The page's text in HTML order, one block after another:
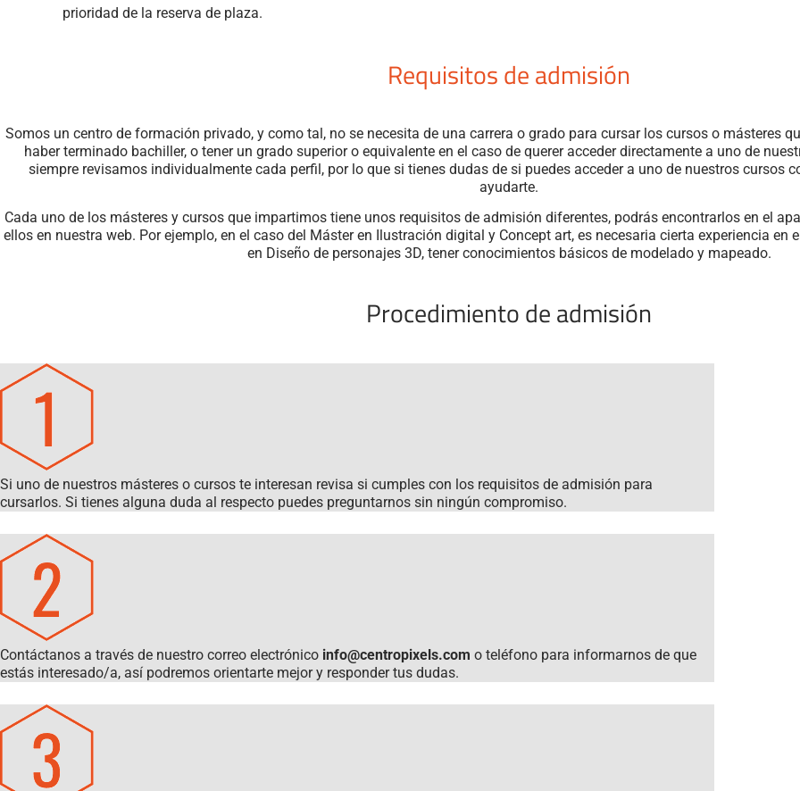
prioridad de la reserva de plaza.
Requisitos de admisión
Somos un centro de formación privado, y como tal, no se necesita de una carrera o grado para cursar los cursos o másteres
haber terminado bachiller, o tener un grado superior o equivalente en el caso de querer acceder directamente a uno de
siempre revisamos individualmente cada perfil, por lo que si tienes dudas de si puedes acceder a uno de nuestros cursos
ayudarte.
Cada uno de los másteres y cursos que impartimos tiene unos requisitos de admisión diferentes, podrás encontrarlos en el
ellos en nuestra web. Por ejemplo, en el caso del Máster en Ilustración digital y Concept art, es necesaria cierta experiencia en
en Diseño de personajes 3D, tener conocimientos básicos de modelado y mapeado.
Procedimiento de admisión
Si uno de nuestros másteres o cursos te interesan revisa si cumples con los requisitos de admisión para
cursarlos. Si tienes alguna duda al respecto puedes preguntarnos sin ningún compromiso.
Contáctanos a través de nuestro correo electrónico info@centropixels.com o teléfono para informarnos de que
estás interesado/a, así podremos orientarte mejor y responder tus dudas.